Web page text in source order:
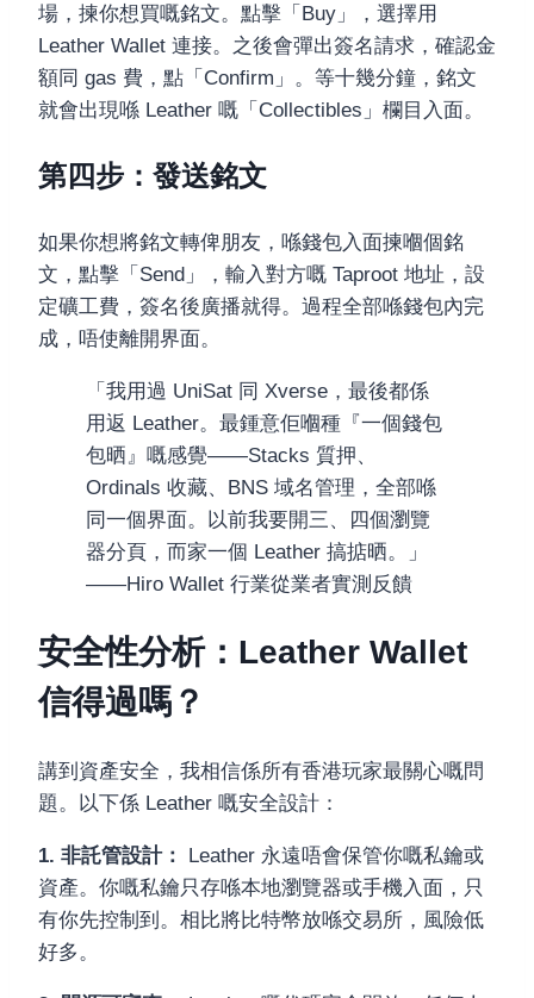
場，揀你想買嘅銘文。點擊「Buy」，選擇用
Leather Wallet 連接。之後會彈出簽名請求，確認金
額同 gas 費，點「Confirm」。等十幾分鐘，銘文
就會出現喺 Leather 嘅「Collectibles」欄目入面。
第四步：發送銘文
如果你想將銘文轉俾朋友，喺錢包入面揀嗰個銘
文，點擊「Send」，輸入對方嘅 Taproot 地址，設
定礦工費，簽名後廣播就得。過程全部喺錢包內完
成，唔使離開界面。
「我用過 UniSat 同 Xverse，最後都係
用返 Leather。最鍾意佢嗰種『一個錢包
包晒』嘅感覺——Stacks 質押、
Ordinals 收藏、BNS 域名管理，全部喺
同一個界面。以前我要開三、四個瀏覽
器分頁，而家一個 Leather 搞掂晒。」
——Hiro Wallet 行業從業者實測反饋
安全性分析：Leather Wallet
信得過嗎？
講到資產安全，我相信係所有香港玩家最關心嘅問
題。以下係 Leather 嘅安全設計：
1. 非託管設計：
Leather 永遠唔會保管你嘅私鑰或
資產。你嘅私鑰只存喺本地瀏覽器或手機入面，只
有你先控制到。相比將比特幣放喺交易所，風險低
好多。